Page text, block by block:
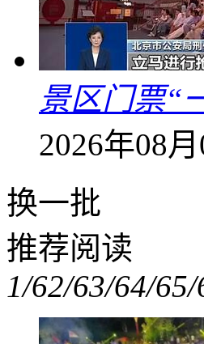
景区门票“
2026年08
换一批
推荐阅读
1/62/63/64/65/